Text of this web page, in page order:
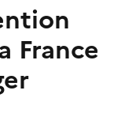
France